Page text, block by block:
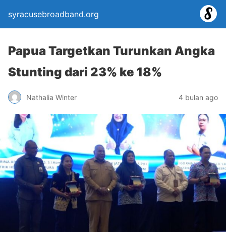
syracusebroadband.org
Papua Targetkan Turunkan Angka
Stunting dari 23% ke 18%
Nathalia Winter 4 bulan ago